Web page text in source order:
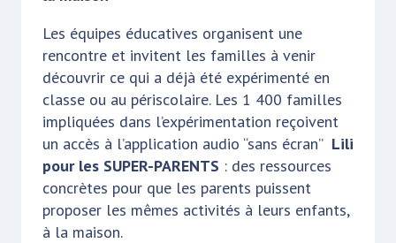
Les équipes éducatives organisent une
rencontre et invitent les familles à venir
découvrir ce qui a déjà été expérimenté en
classe ou au périscolaire. Les 1 400 familles
impliquées dans l’expérimentation reçoivent
un accès à l’application audio “sans écran” Lili
pour les SUPER-PARENTS : des ressources
concrètes pour que les parents puissent
proposer les mêmes activités à leurs enfants,
à la maison.